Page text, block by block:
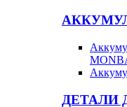
ДЕТАЛИ